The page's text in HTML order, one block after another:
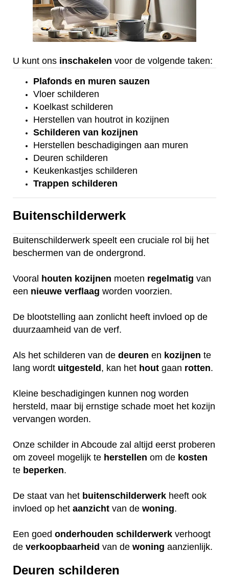
U kunt ons inschakelen voor de volgende taken:
Plafonds en muren sauzen
Vloer schilderen
Koelkast schilderen
Herstellen van houtrot in kozijnen
Schilderen van kozijnen
Herstellen beschadigingen aan muren
Deuren schilderen
Keukenkastjes schilderen
Trappen schilderen
Buitenschilderwerk
Buitenschilderwerk speelt een cruciale rol bij het
beschermen van de ondergrond.
Vooral houten kozijnen moeten regelmatig van
een nieuwe verflaag worden voorzien.
De blootstelling aan zonlicht heeft invloed op de
duurzaamheid van de verf.
Als het schilderen van de deuren en kozijnen te
lang wordt uitgesteld, kan het hout gaan rotten.
Kleine beschadigingen kunnen nog worden
hersteld, maar bij ernstige schade moet het kozijn
vervangen worden.
Onze schilder in Abcoude zal altijd eerst proberen
om zoveel mogelijk te herstellen om de kosten
te beperken.
De staat van het buitenschilderwerk heeft ook
invloed op het aanzicht van de woning.
Een goed onderhouden schilderwerk verhoogt
de verkoopbaarheid van de woning aanzienlijk.
Deuren schilderen